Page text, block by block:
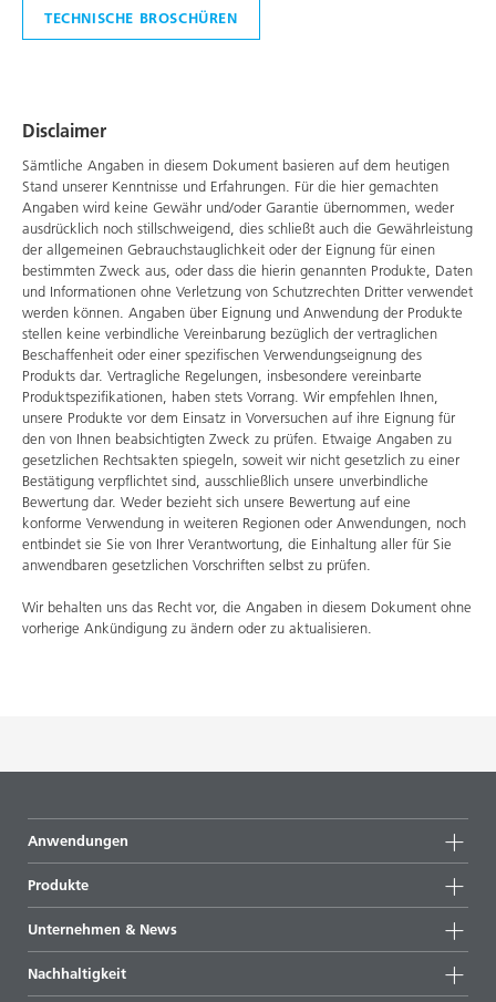
TECHNISCHE BROSCHÜREN
Disclaimer
Sämtliche Angaben in diesem Dokument basieren auf dem heutigen
Stand unserer Kenntnisse und Erfahrungen. Für die hier gemachten
Angaben wird keine Gewähr und/oder Garantie übernommen, weder
ausdrücklich noch stillschweigend, dies schließt auch die Gewährleistung
der allgemeinen Gebrauchstauglichkeit oder der Eignung für einen
bestimmten Zweck aus, oder dass die hierin genannten Produkte, Daten
und Informationen ohne Verletzung von Schutzrechten Dritter verwendet
werden können. Angaben über Eignung und Anwendung der Produkte
stellen keine verbindliche Vereinbarung bezüglich der vertraglichen
Beschaffenheit oder einer spezifischen Verwendungseignung des
Produkts dar. Vertragliche Regelungen, insbesondere vereinbarte
Produktspezifikationen, haben stets Vorrang. Wir empfehlen Ihnen,
unsere Produkte vor dem Einsatz in Vorversuchen auf ihre Eignung für
den von Ihnen beabsichtigten Zweck zu prüfen. Etwaige Angaben zu
gesetzlichen Rechtsakten spiegeln, soweit wir nicht gesetzlich zu einer
Bestätigung verpflichtet sind, ausschließlich unsere unverbindliche
Bewertung dar. Weder bezieht sich unsere Bewertung auf eine
konforme Verwendung in weiteren Regionen oder Anwendungen, noch
entbindet sie Sie von Ihrer Verantwortung, die Einhaltung aller für Sie
anwendbaren gesetzlichen Vorschriften selbst zu prüfen.
Wir behalten uns das Recht vor, die Angaben in diesem Dokument ohne
vorherige Ankündigung zu ändern oder zu aktualisieren.
Anwendungen
Produkte
Alle Produkte
Highlights
Unternehmen & News
News
Nachhaltigkeit